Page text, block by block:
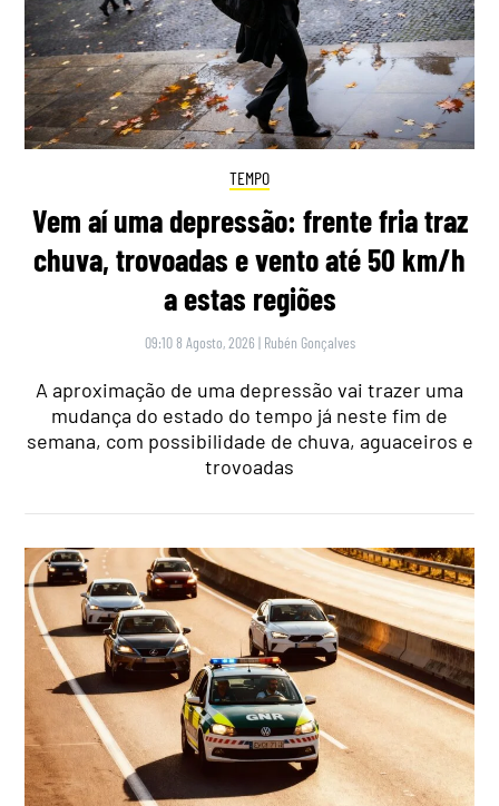
TEMPO
Vem aí uma depressão: frente fria traz
chuva, trovoadas e vento até 50 km/h
a estas regiões
09:10 8 Agosto, 2026 | Rubén Gonçalves
A aproximação de uma depressão vai trazer uma
mudança do estado do tempo já neste fim de
semana, com possibilidade de chuva, aguaceiros e
trovoadas